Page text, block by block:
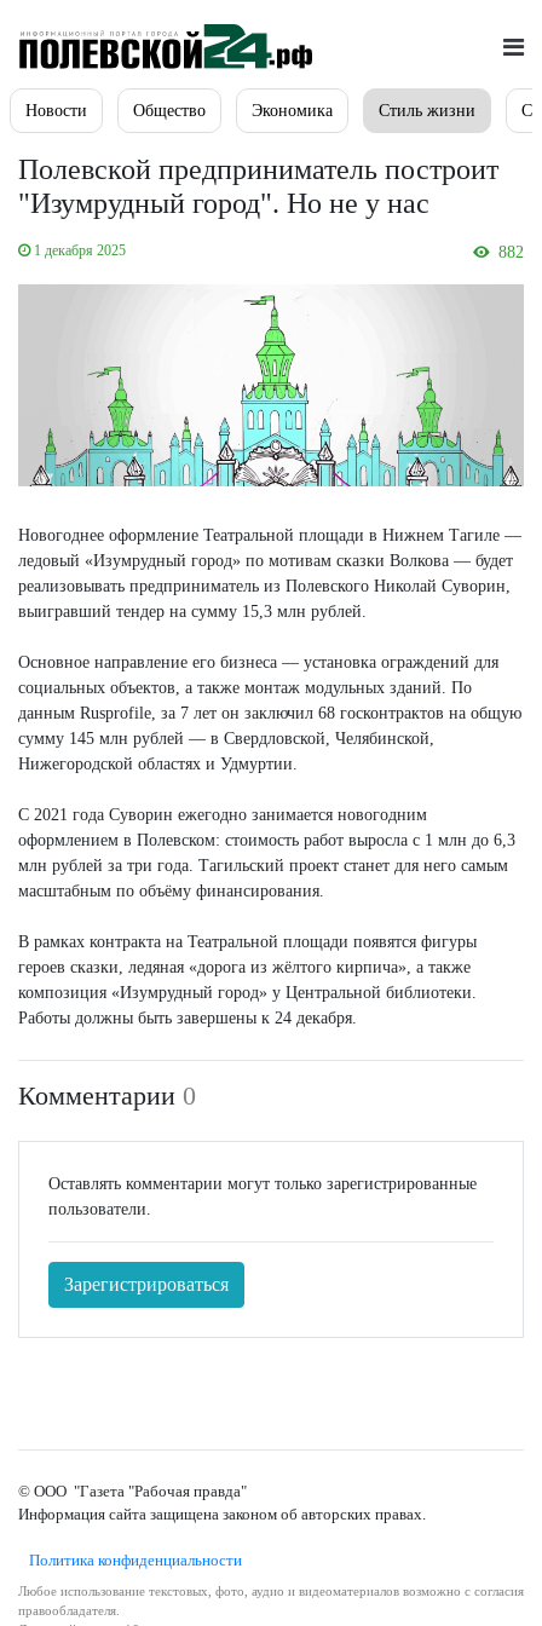
Новости Общество Экономика Стиль жизни
Полевской предприниматель построит
"Изумрудный город". Но не у нас
1 декабря 2025 882
Новогоднее оформление Театральной площади в Нижнем Тагиле —
ледовый «Изумрудный город» по мотивам сказки Волкова — будет
реализовывать предприниматель из Полевского Николай Суворин,
выигравший тендер на сумму 15,3 млн рублей.
Основное направление его бизнеса — установка ограждений для
социальных объектов, а также монтаж модульных зданий. По
данным Rusprofile, за 7 лет он заключил 68 госконтрактов на общую
сумму 145 млн рублей — в Свердловской, Челябинской,
Нижегородской областях и Удмуртии.
С 2021 года Суворин ежегодно занимается новогодним
оформлением в Полевском: стоимость работ выросла с 1 млн до 6,3
млн рублей за три года. Тагильский проект станет для него самым
масштабным по объёму финансирования.
В рамках контракта на Театральной площади появятся фигуры
героев сказки, ледяная «дорога из жёлтого кирпича», а также
композиция «Изумрудный город» у Центральной библиотеки.
Работы должны быть завершены к 24 декабря.
Комментарии 0
Оставлять комментарии могут только зарегистрированные
пользователи.
Зарегистрироваться
© ООО "Газета "Рабочая правда"
Информация сайта защищена законом об авторских правах.
Политика конфиденциальности
Любое использование текстовых, фото, аудио и видеоматериалов возможно с согласия
правообладателя.